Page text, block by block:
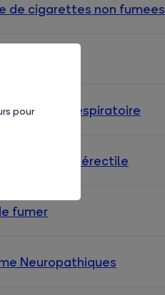
de cigarettes non fumees
avec gêne respiratoire
érectile
fumer
Neuropathiques
pour